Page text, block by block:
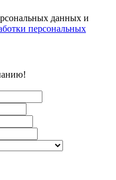
данных и
персональных